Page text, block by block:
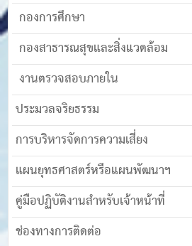
กองการศึกษา
กองสาธารณสุขและสิ่งแวดล้อม
งานตรวจสอบภายใน
ประมวลจริยธรรม
การบริหารจัดการความเสี่ยง
แผนยุทธศาสตร์หรือแผนพัฒนาฯ
คู่มือปฏิบัติงานสำหรับเจ้าหน้าที่
ช่องทางการติดต่อ